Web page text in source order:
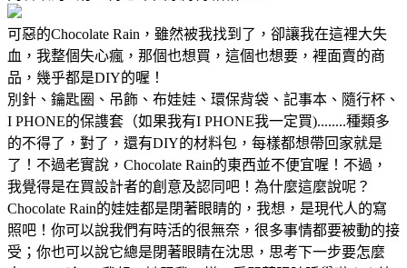
可惡的Chocolate Rain，雖然被我找到了，卻讓我在這裡大失
血，我整個失心瘋，那個也想買，這個也想要，裡面賣的商
品，幾乎都是DIY的喔！
別針、鑰匙圈、吊飾、布娃娃、環保背袋、記事本、隨行杯、
I PHONE的保謢套（如果我有I PHONE我一定買)........種類多
的不得了，對了，還有DIY的材料包，每樣都想帶回家就是
了！不過老實說，Chocolate Rain的東西並不便宜喔！不過，
我覺得是在買設計者的創意及認同吧！為什麼這麼說呢？
Chocolate Rain的娃娃都是閉著眼睛的，我想，是現代人的寫
照吧！你可以說我們有時活的很無奈，很多事情都要被動的接
受；你也可以說它總是閉著眼睛在沈思，思考下一步要怎麼